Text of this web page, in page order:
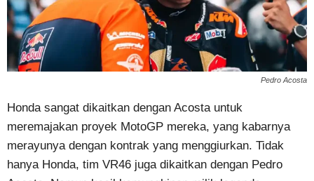
Pedro Acosta
Honda sangat dikaitkan dengan Acosta untuk
meremajakan proyek MotoGP mereka, yang kabarnya
merayunya dengan kontrak yang menggiurkan. Tidak
hanya Honda, tim VR46 juga dikaitkan dengan Pedro